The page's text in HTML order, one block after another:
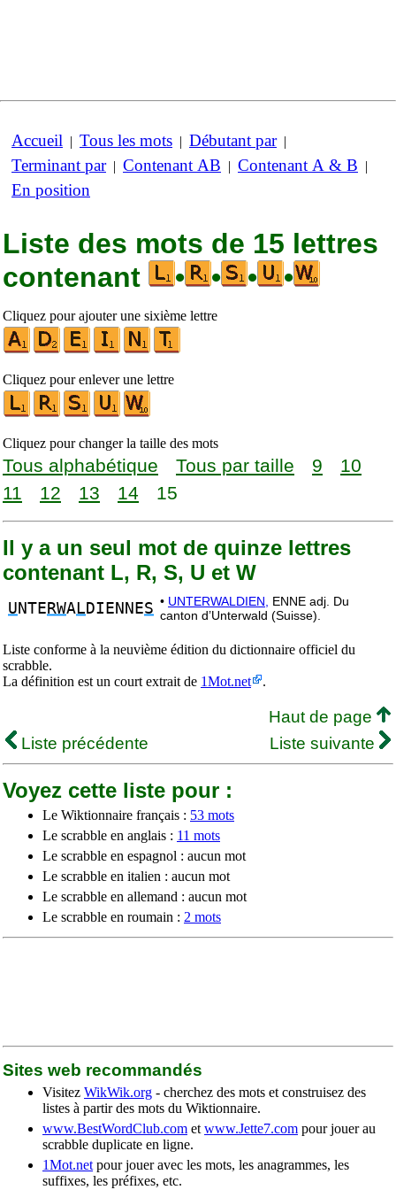
Accueil | Tous les mots | Débutant par|
Terminant par| Contenant AB | Contenant A & B |
En position
Liste des mots de 15 lettres
contenant
• • • •
Cliquez pour ajouter une sixième lettre
Cliquez pour enlever une lettre
Cliquez pour changer la taille des mots
Tous alphabétique Tous par taille 9
10
11
12 13 14 15
Il y a un seul mot de quinze lettres
contenant L, R, S, U et W
U NTE RWAL DIENNES • UNTERWALDIEN,
ENNE adj. Du
canton d’Unterwald (Suisse).
Liste conforme à la neuvième édition du dictionnaire officiel du
scrabble.
La définition est un court extrait de 1Mot.net .
Haut de page
Liste précédente
Liste suivante
Voyez cette liste pour :
Le Wiktionnaire français : 53 mots
Le scrabble en anglais : 11 mots
Le scrabble en espagnol : aucun mot
Le scrabble en italien : aucun mot
Le scrabble en allemand : aucun mot
Le scrabble en roumain : 2 mots
Sites web recommandés
Visitez WikWik.org - cherchez des mots et construisez des
listes à partir des mots du Wiktionnaire.
www.BestWordClub.com et www.Jette7.com pour jouer au
scrabble duplicate en ligne.
1Mot.net pour jouer avec les mots, les anagrammes, les
suffixes, les préfixes, etc.